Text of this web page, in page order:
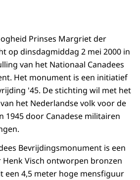
Prinses Margriet der
op dinsdagmiddag 2 mei 2000 in
van het Nationaal Canadees
Het monument is een initiatief
'45. De stichting wil met het
het Nederlandse volk voor de
1945 door Canadese militairen
Bevrijdingsmonument is een
Visch ontworpen bronzen
een 4,5 meter hoge mensfiguur